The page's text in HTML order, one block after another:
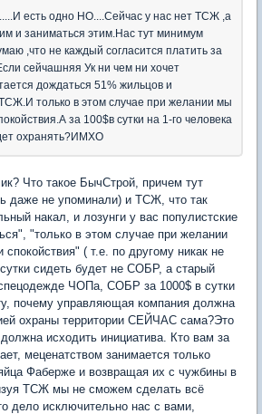
есть одно НО....Сейчас у нас нет ТСЖ ,а
и заниматься этим.Нас тут минимум
,что не каждый согласится платить за
сейчашняя Ук ни чем ни хочет
дождаться 51% жильцов и
только в этом случае при желании мы
за 100$в сутки на 1-го человека
охранять?ИМХО
Что такое БычСтрой, причем тут
даже не упоминали) и ТСЖ, что так
накал, и лозунги у вас популистские
"только в этом случае при желании
( т.е. по другому никак не
сидеть будет не СОБР, а старый
ЧОПа, СОБР за 1000$ в сутки
почему управляющая компания должна
охраны территории СЕЙЧАС сама?Это
исходить инициатива. Кто вам за
меценатством занимается только
Фаберже и возвращая их с чужбины в
ТСЖ мы не сможем сделать всё
дело исключительно нас с вами,